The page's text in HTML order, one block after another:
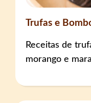
Trufas e
Receitas de
morango e